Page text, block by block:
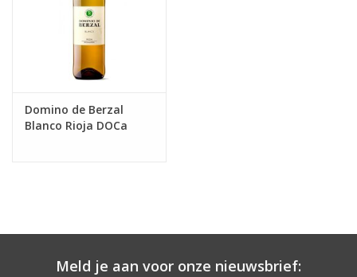
Domino de Berzal
Blanco Rioja DOCa
Meld je aan voor onze nieuwsbrief: